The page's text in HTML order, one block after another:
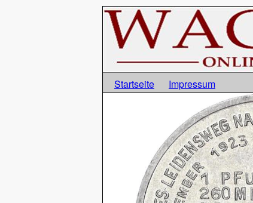
Startseite Impressum